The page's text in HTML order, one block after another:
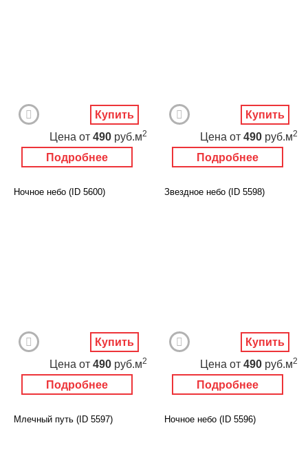
Подробнее
Цена от 490 руб.м2
Купить
Подробнее
Цена от 490 руб.м2
Купить
Ночное небо (ID 5600)
Подробнее
Цена от 490 руб.м2
Купить
Звездное небо (ID 5598)
Подробнее
Цена от 490 руб.м2
Купить
Млечный путь (ID 5597) Ночное небо (ID 5596)